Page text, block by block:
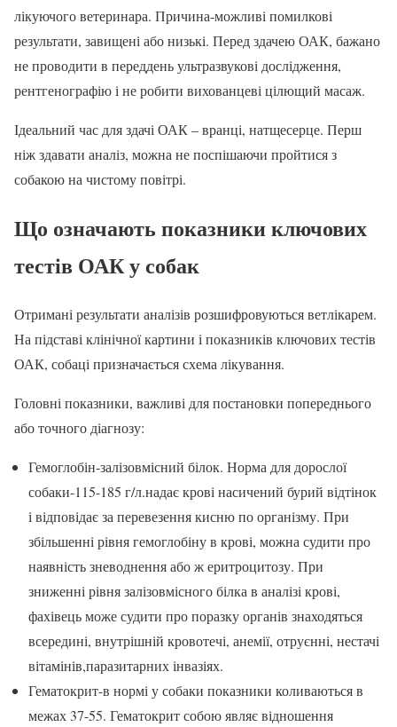
лікуючого ветеринара. Причина-можливі помилкові
результати, завищені або низькі. Перед здачею ОАК, бажано
не проводити в переддень ультразвукові дослідження,
рентгенографію і не робити вихованцеві цілющий масаж.
Ідеальний час для здачі ОАК – вранці, натщесерце. Перш
ніж здавати аналіз, можна не поспішаючи пройтися з
собакою на чистому повітрі.
Що означають показники ключових
тестів ОАК у собак
Отримані результати аналізів розшифровуються ветлікарем.
На підставі клінічної картини і показників ключових тестів
ОАК, собаці призначається схема лікування.
Головні показники, важливі для постановки попереднього
або точного діагнозу:
Гемоглобін-залізовмісний білок. Норма для дорослої
собаки-115-185 г/л.надає крові насичений бурий відтінок
і відповідає за перевезення кисню по організму. При
збільшенні рівня гемоглобіну в крові, можна судити про
наявність зневоднення або ж еритроцитозу. При
зниженні рівня залізовмісного білка в аналізі крові,
фахівець може судити про поразку органів знаходяться
всередині, внутрішній кровотечі, анемії, отруєнні, нестачі
вітамінів,паразитарних інвазіях.
Гематокрит-в нормі у собаки показники коливаються в
межах 37-55. Гематокрит собою являє відношення